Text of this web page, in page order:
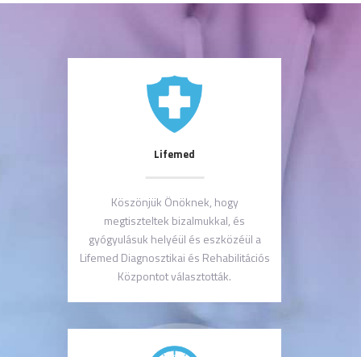
Lifemed
Köszönjük Önöknek, hogy
megtiszteltek bizalmukkal, és
gyógyulásuk helyéül és eszközéül a
Lifemed Diagnosztikai és Rehabilitációs
Központot választották.